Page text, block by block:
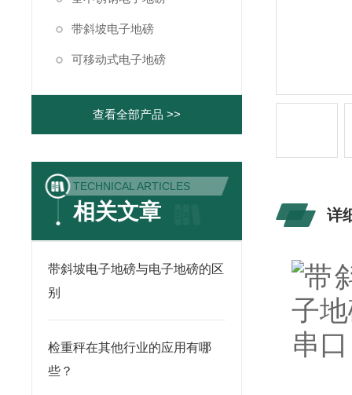
带斜坡电子地磅
可移动式电子地磅
查看全部产品 >>
TECHNICAL ARTICLES
相关文章
带斜坡电子地磅与电子地磅的区
别
检重秤在其他行业的应用有哪
些？
详